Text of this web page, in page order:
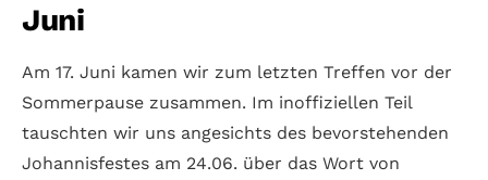
Juni
Am 17. Juni kamen wir zum letzten Treffen vor der
Sommerpause zusammen. Im inoffiziellen Teil
tauschten wir uns angesichts des bevorstehenden
Johannisfestes am 24.06. über das Wort von